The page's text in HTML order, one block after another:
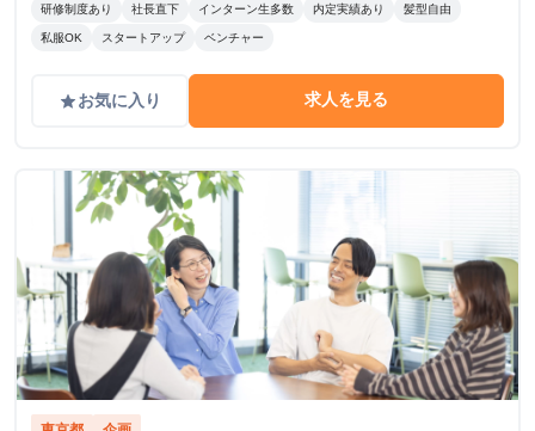
研修制度あり 社長直下 インターン生多数 内定実績あり 髪型自由
私服OK スタートアップ ベンチャー
gradeお気に入り 求人を見る